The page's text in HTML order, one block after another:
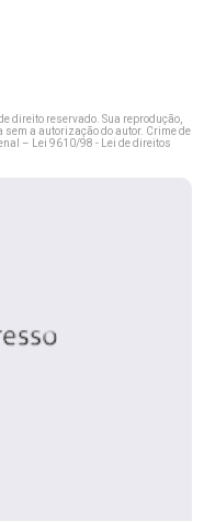
direito reservado. Sua reprodução,
a autorização do autor. Crime de
–
Lei 9610/98 - Lei de direitos